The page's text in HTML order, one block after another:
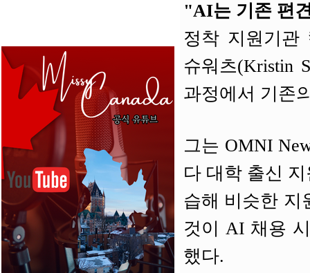
"AI는 기존 편
정착 지원기관
슈워츠(Kristin
과정에서 기존
그는 OMNI
다 대학 출신
습해 비슷한 지
것이 AI 채용
했다.